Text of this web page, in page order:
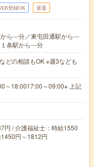
登録OK 派遣
ら---分／東屯田通駅から---
条駅から---分
どの相談もOK ※週3なども
～18:0017:00～09:00※ 上記
円 / 介護福祉士：時給1550
円～1812円